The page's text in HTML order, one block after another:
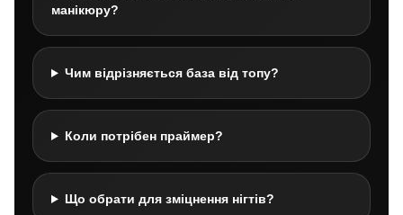
манікюру?
Чим відрізняється база від топу?
Коли потрібен праймер?
Що обрати для зміцнення нігтів?